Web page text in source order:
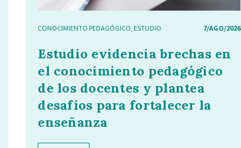
CONOCIMIENTO PEDAGÓGICO, ESTUDIO 7/AGO/2026
Estudio evidencia brechas en
el conocimiento pedagógico
de los docentes y plantea
desafíos para fortalecer la
enseñanza